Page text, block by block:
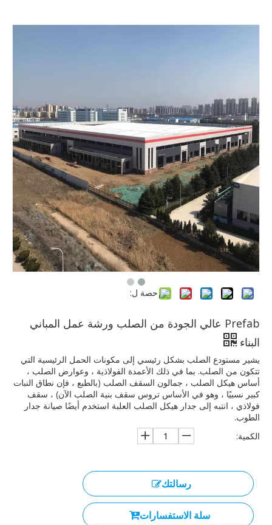
حصة ل:
Prefab عالي الجودة من الصلب ورشة عمل المباني
البناء
يشير مستودع الصلب بشكل رئيسي إلى مكونات الحمل الرئيسية التي
تتكون من الصلب. بما في ذلك الأعمدة الفولاذية ، وعوارض الصلب ،
أساس هيكل الصلب ، جمالون السقف الصلب (بالطبع ، فإن نطاق النبات
كبير نسبيًا ، وهو في الأساس تروس سقف بنية الصلب الآن) ، سقف
فولاذي ، انتبه إلى جدار هيكل الصلب العلبة استخدم أيضًا صيانة جدار
الطوب.
الكمية:
رسالتك
سلة الاستفسارات